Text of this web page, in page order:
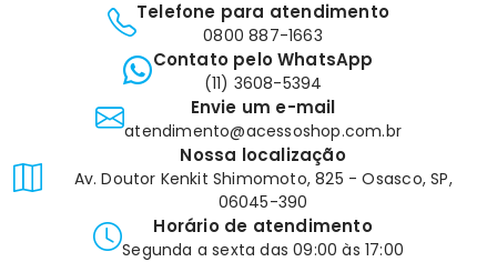
Telefone para atendimento
0800 887-1663
Contato pelo WhatsApp
(11) 3608-5394
Envie um e-mail
atendimento@acessoshop.com.br
Nossa localização
Av. Doutor Kenkit Shimomoto, 825 - Osasco, SP,
06045-390
Horário de atendimento
Segunda a sexta das 09:00 às 17:00